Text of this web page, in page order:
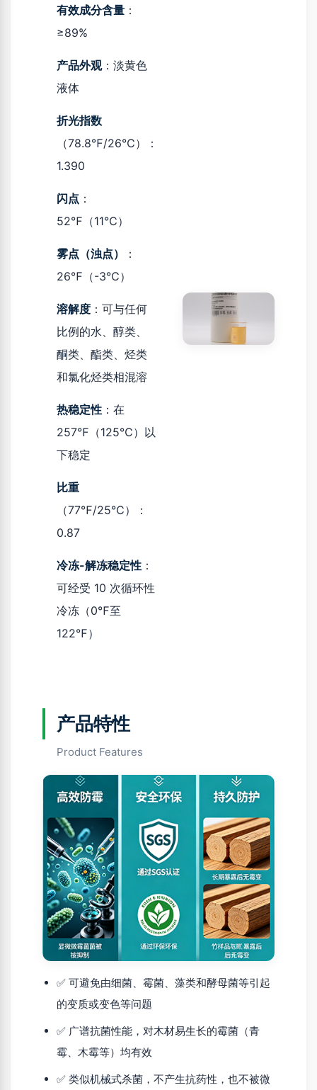
有效成分含量 ：
≥89%
产品外观：淡黄色
液体
折光指数
（78.8℉/26℃）：
1.390
闪点 ：
52℉（11℃）
雾点（浊点）
：
26℉（-3℃）
溶解度 ：可与任何
比例的水、醇类、
酮类、酯类、烃类
和氯化烃类相混溶
热稳定性 ：在
257℉（125℃）以
下稳定
比重
（77℉/25℃）：
0.87
冷冻-解冻稳定性 ：
可经受 10 次循环性
冷冻（0℉至
122℉）
产品特性
Product Features
✅ 可避免由细菌、霉菌、藻类和酵母菌等引起
的变质或变色等问题
✅ 广谱抗菌性能，对木材易生长的霉菌（青
霉、木霉等）均有效
✅ 类似机械式杀菌，不产生抗药性，也不被微